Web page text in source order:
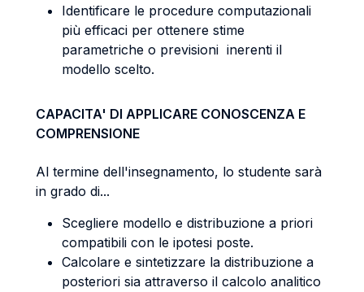
Identificare le procedure computazionali
più efficaci per ottenere stime
parametriche o previsioni inerenti il
modello scelto.
CAPACITA' DI APPLICARE CONOSCENZA E
COMPRENSIONE
Al termine dell'insegnamento, lo studente sarà
in grado di...
Scegliere modello e distribuzione a priori
compatibili con le ipotesi poste.
Calcolare e sintetizzare la distribuzione a
posteriori sia attraverso il calcolo analitico